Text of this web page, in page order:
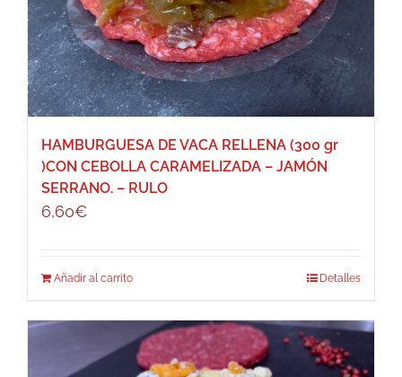
HAMBURGUESA DE VACA RELLENA (300 gr
)CON CEBOLLA CARAMELIZADA – JAMÓN
SERRANO. – RULO
6,60€
Añadir al carrito Detalles